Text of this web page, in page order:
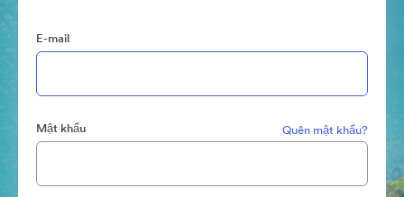
E-mail
Mật khẩu Quên mật khẩu?